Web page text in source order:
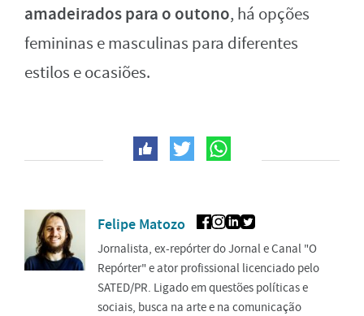
amadeirados para o outono, há opções
femininas e masculinas para diferentes
estilos e ocasiões.
Felipe Matozo
Jornalista, ex-repórter do Jornal e Canal "O
Repórter" e ator profissional licenciado pelo
SATED/PR. Ligado em questões políticas e
sociais, busca na arte e na comunicação